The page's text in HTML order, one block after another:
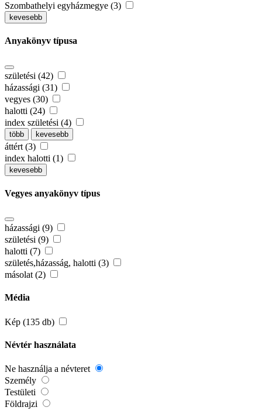
Szombathelyi egyházmegye (3)
kevesebb
Anyakönyv típusa
születési (42)
házassági (31)
vegyes (30)
halotti (24)
index születési (4)
több kevesebb
áttért (3)
index halotti (1)
kevesebb
Vegyes anyakönyv típus
házassági (9)
születési (9)
halotti (7)
születés,házasság, halotti (3)
másolat (2)
Média
Kép (135 db)
Névtér használata
Ne használja a névteret
Személy
Testületi
Földrajzi